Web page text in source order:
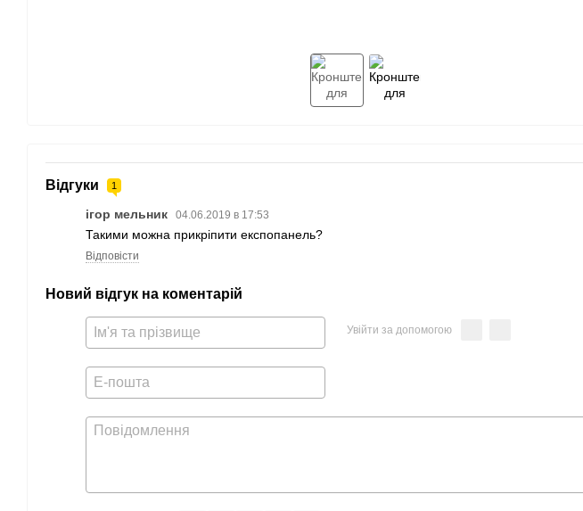
Відгуки 1
ігор мельник 04.06.2019 в 17:53
Такими можна прикріпити експопанель?
Відповісти
Новий відгук на коментарій
Увійти за допомогою